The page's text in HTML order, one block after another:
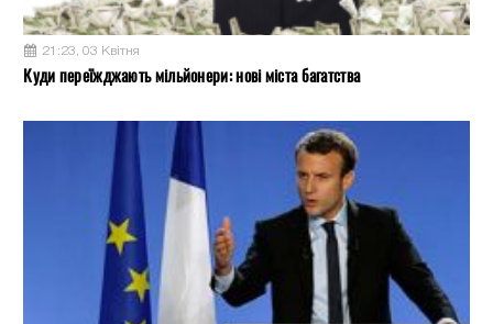
21:23, 03 Квітня
Куди переїжджають мільйонери: нові міста багатства